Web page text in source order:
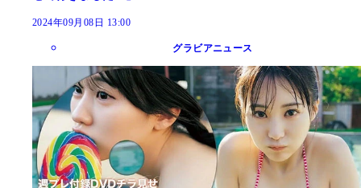
2024年09月08日 13:00
グラビアニュース